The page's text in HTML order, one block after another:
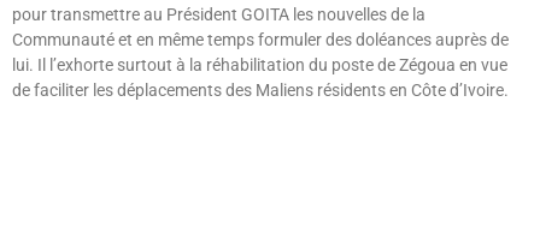
pour transmettre au Président GOITA les nouvelles de la
Communauté et en même temps formuler des doléances auprès de
lui. Il l’exhorte surtout à la réhabilitation du poste de Zégoua en vue
de faciliter les déplacements des Maliens résidents en Côte d’Ivoire.